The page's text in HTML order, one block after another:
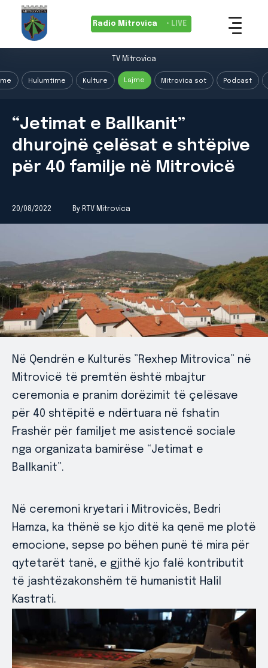
Radio Mitrovica • LIVE
TV Mitrovica
Hulumtime Kulture Lajme Mitrovica sot Podcast
“Jetimat e Ballkanit”
dhurojnë çelësat e shtëpive
për 40 familje në Mitrovicë
20/08/2022 By RTV Mitrovica
Në Qendrën e Kulturës ”Rexhep Mitrovica” në
Mitrovicë të premtën është mbajtur
ceremonia e pranim dorëzimit të çelësave
për 40 shtëpitë e ndërtuara në fshatin
Frashër për familjet me asistencë sociale
nga organizata bamirëse “Jetimat e
Ballkanit”.
Në ceremoni kryetari i Mitrovicës, Bedri
Hamza, ka thënë se kjo ditë ka qenë me plotë
emocione, sepse po bëhen punë të mira për
qytetarët tanë, e gjithë kjo falë kontributit
të jashtëzakonshëm të humanistit Halil
Kastrati.